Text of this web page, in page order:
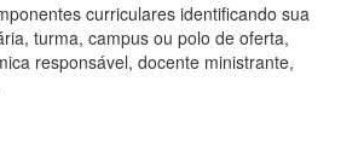
curriculares identificando sua
turma, campus ou polo de oferta,
responsável, docente ministrante,